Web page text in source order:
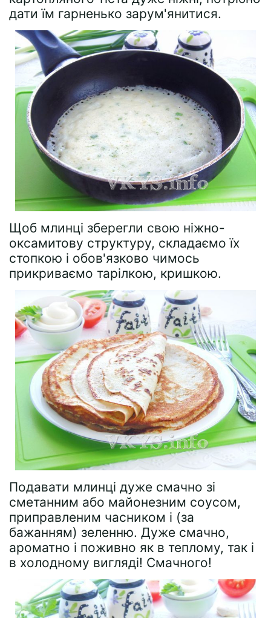
дати їм гарненько зарум'янитися.
Щоб млинці зберегли свою ніжно-
оксамитову структуру, складаємо їх
стопкою і обов'язково чимось
прикриваємо тарілкою, кришкою.
Подавати млинці дуже смачно зі
сметанним або майонезним соусом,
приправленим часником і (за
бажанням) зеленню. Дуже смачно,
ароматно і поживно як в теплому, так і
в холодному вигляді! Смачного!